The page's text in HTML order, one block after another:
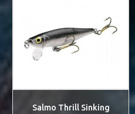
Salmo Thrill Sinking